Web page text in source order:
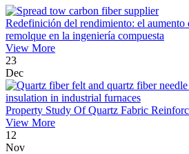
Redefinición del rendimiento: el aumento
remolque en la ingeniería compuesta
View More
23
Dec
Property Study Of Quartz Fabric
View More
12
Nov